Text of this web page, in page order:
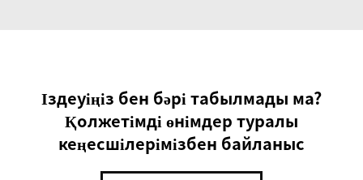
Іздеуіңіз бен бәрі табылмады ма?
Қолжетімді өнімдер туралы
кеңесшілерімізбен байланыс